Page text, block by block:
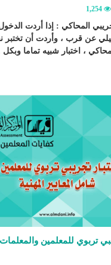
1,254
المحاكي : إذا أردت
عن قرب ، وأردت أن تختبر
، اختبار شبيه تماما
تربوي للمعلمين